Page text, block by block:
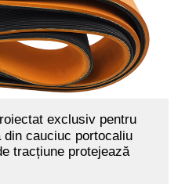
exclusiv pentru
cauciuc portocaliu
tracțiune protejează